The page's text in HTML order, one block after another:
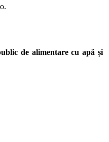
de alimentare cu apă și